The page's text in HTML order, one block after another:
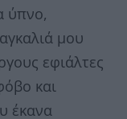
ύπνο,
μου
εφιάλτες
και
έκανα